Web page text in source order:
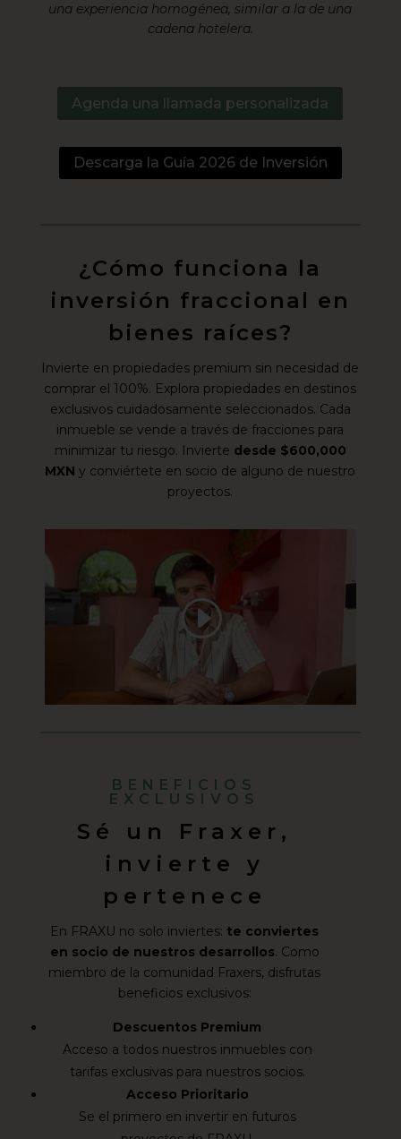
una experiencia homogénea, similar a la de una
cadena hotelera.
Agenda una llamada personalizada
Descarga la Guía 2026 de Inversión
¿Cómo funciona la
inversión fraccional en
bienes raíces?
Invierte en propiedades premium sin necesidad de
comprar el 100%. Explora propiedades en destinos
exclusivos cuidadosamente seleccionados. Cada
inmueble se vende a través de fracciones para
minimizar tu riesgo. Invierte desde $600,000
MXN y conviértete en socio de alguno de nuestro
proyectos.
BENEFICIOS
EXCLUSIVOS
Sé un Fraxer,
invierte y
pertenece
En FRAXU no solo inviertes: te conviertes
en socio de nuestros desarrollos. Como
miembro de la comunidad Fraxers, disfrutas
beneficios exclusivos:
Descuentos Premium
Acceso a todos nuestros inmuebles con
tarifas exclusivas para nuestros socios.
Acceso Prioritario
Se el primero en invertir en futuros